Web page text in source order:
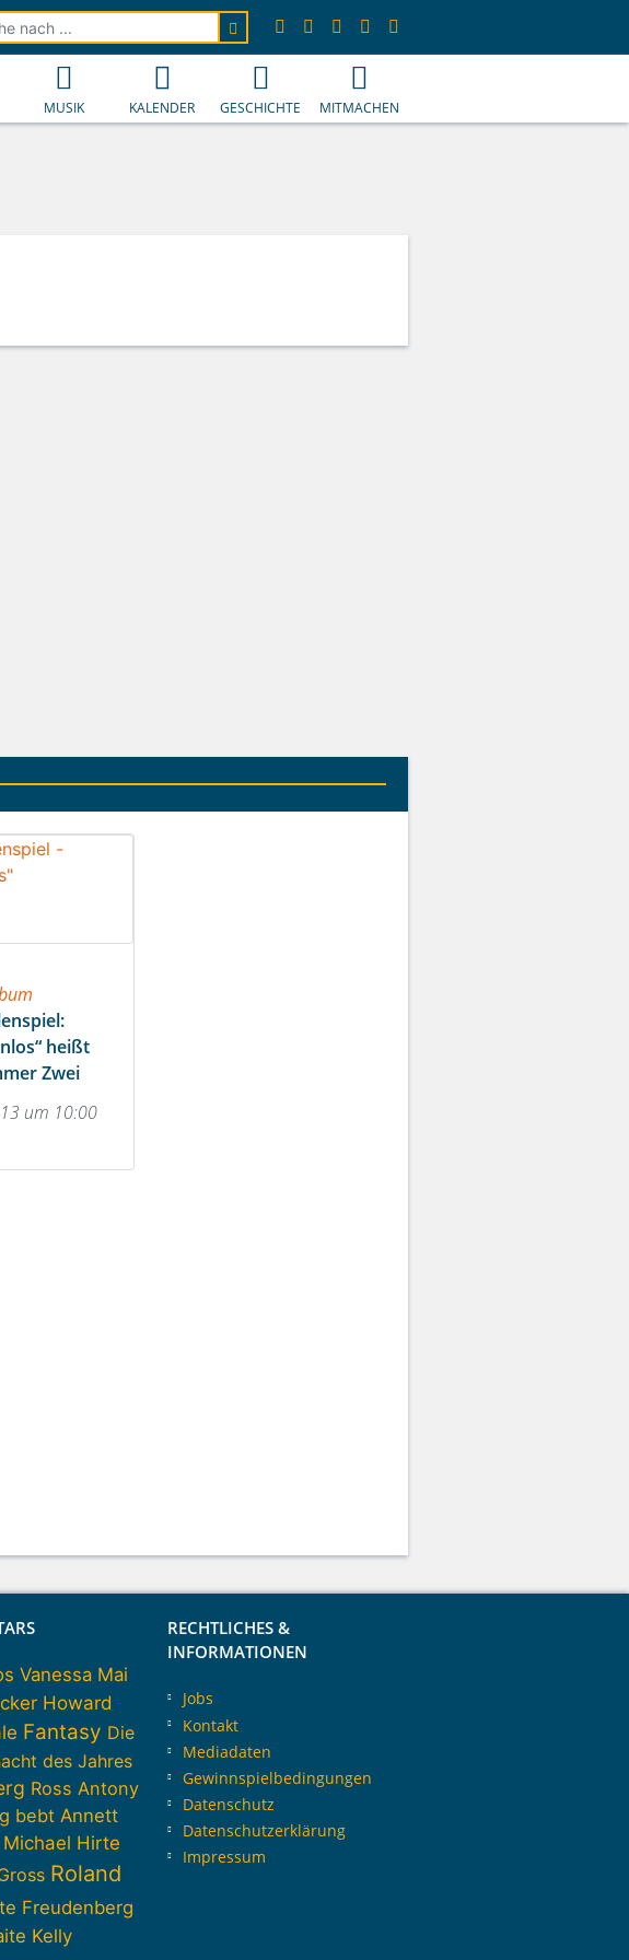
heißt
Zwei
um 10:00
MUSIK KALENDER GESCHICHTE MITMACHEN
Vanessa Mai
Howard
Fantasy Die
des Jahres
Ross Antony
bebt Annett
Michael Hirte
Roland
Freudenberg
Kelly
RECHTLICHES &
INFORMATIONEN
Jobs
Kontakt
Mediadaten
Gewinnspielbedingungen
Datenschutz
Datenschutzerklärung
Impressum